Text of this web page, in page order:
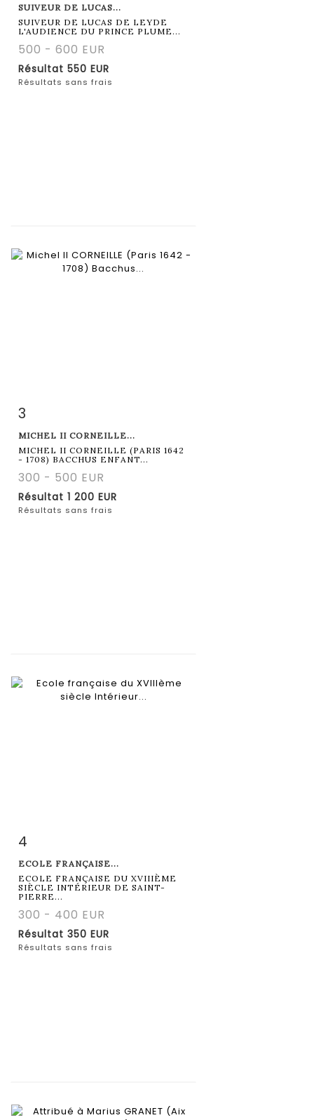
SUIVEUR DE LUCAS...
SUIVEUR DE LUCAS DE LEYDE
L'AUDIENCE DU PRINCE PLUME...
500 - 600 EUR
Résultat 550 EUR
Résultats sans frais
Fiche détaillée
3
MICHEL II CORNEILLE...
MICHEL II CORNEILLE (PARIS 1642
- 1708) BACCHUS ENFANT...
300 - 500 EUR
Résultat 1 200 EUR
Résultats sans frais
Fiche détaillée
4
ECOLE FRANÇAISE...
ECOLE FRANÇAISE DU XVIIIÈME
SIÈCLE INTÉRIEUR DE SAINT-
PIERRE...
300 - 400 EUR
Résultat 350 EUR
Résultats sans frais